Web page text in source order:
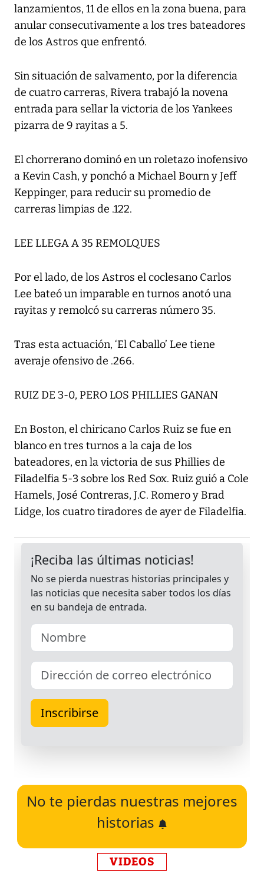
lanzamientos, 11 de ellos en la zona buena, para
anular consecutivamente a los tres bateadores
de los Astros que enfrentó.
Sin situación de salvamento, por la diferencia
de cuatro carreras, Rivera trabajó la novena
entrada para sellar la victoria de los Yankees
pizarra de 9 rayitas a 5.
El chorrerano dominó en un roletazo inofensivo
a Kevin Cash, y ponchó a Michael Bourn y Jeff
Keppinger, para reducir su promedio de
carreras limpias de .122.
LEE LLEGA A 35 REMOLQUES
Por el lado, de los Astros el coclesano Carlos
Lee bateó un imparable en turnos anotó una
rayitas y remolcó su carreras número 35.
Tras esta actuación, ‘El Caballo’ Lee tiene
averaje ofensivo de .266.
RUIZ DE 3-0, PERO LOS PHILLIES GANAN
En Boston, el chiricano Carlos Ruiz se fue en
blanco en tres turnos a la caja de los
bateadores, en la victoria de sus Phillies de
Filadelfia 5-3 sobre los Red Sox. Ruiz guió a Cole
Hamels, José Contreras, J.C. Romero y Brad
Lidge, los cuatro tiradores de ayer de Filadelfia.
No te pierdas nuestras mejores
historias
VIDEOS